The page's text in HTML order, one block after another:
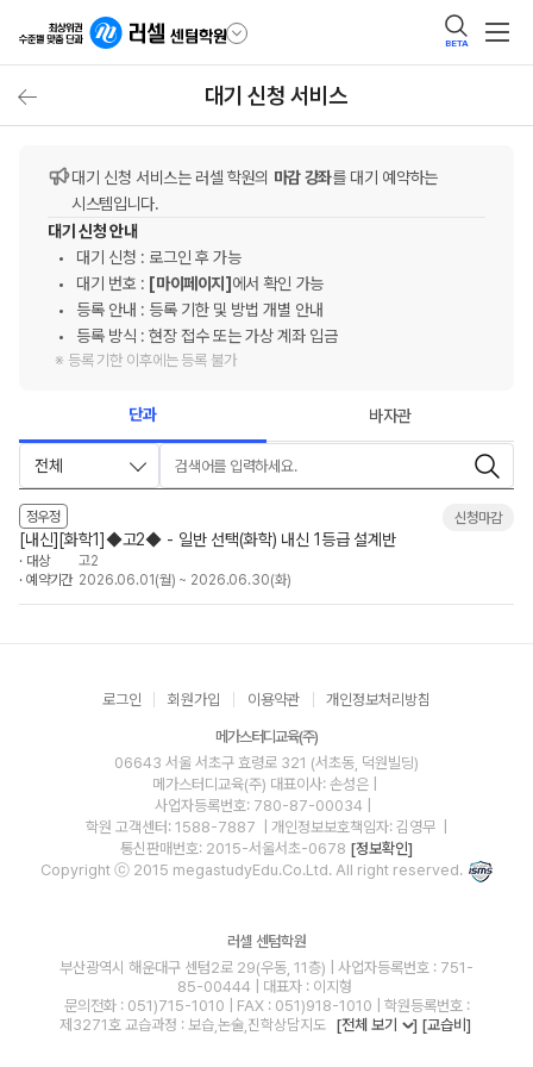
BETA
대기 신청 서비스
대기 신청 서비스는 러셀 학원의 마감 강좌를 대기 예약하는
시스템입니다.
대기 신청 안내
대기 신청 : 로그인 후 가능
대기 번호 : [마이페이지] 에서 확인 가능
등록 안내 : 등록 기한 및 방법 개별 안내
등록 방식 : 현장 접수 또는 가상 계좌 입금
※ 등록 기한 이후에는 등록 불가
단과 바자관
전체
검색어
정우정
[내신][화학1]◆고2◆ - 일반 선택(화학) 내신 1등급 설계반
대상
고2
예약기간 2026.06.01(월) ~ 2026.06.30(화)
신청마감
로그인 회원가입 이용약관 개인정보처리방침
메가스터디교육(주)
06643 서울 서초구 효령로 321 (서초동, 덕원빌딩)
메가스터디교육(주) 대표이사: 손성은 |
사업자등록번호: 780-87-00034
학원 고객센터: 1588-7887
| 개인정보보호책임자: 김영무
통신판매번호: 2015-서울서초-0678 [정보확인]
Copyright ⓒ 2015 megastudyEdu.Co.Ltd. All right reserved.
러셀 센텀학원
부산광역시 해운대구 센텀2로 29(우동, 11층) | 사업자등록번호 : 751-
85-00444 | 대표자 : 이지형
문의전화 : 051)715-1010 | FAX : 051)918-1010 | 학원등록번호 :
제3271호 교습과정 : 보습,논술,진학상담지도
[전체 보기 ] [교습비]